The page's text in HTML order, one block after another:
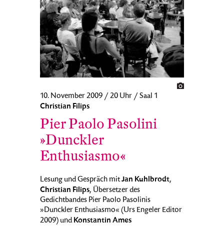
10. November 2009 / 20 Uhr / Saal 1
Christian Filips
Pier Paolo Pasolini
»Dunckler
Enthusiasmo«
Lesung und Gespräch mitJan Kuhlbrodt,
Christian Filips, Übersetzer des
Gedichtbandes Pier Paolo Pasolinis
»Dunckler Enthusiasmo« (Urs Engeler Editor
2009) undKonstantin Ames